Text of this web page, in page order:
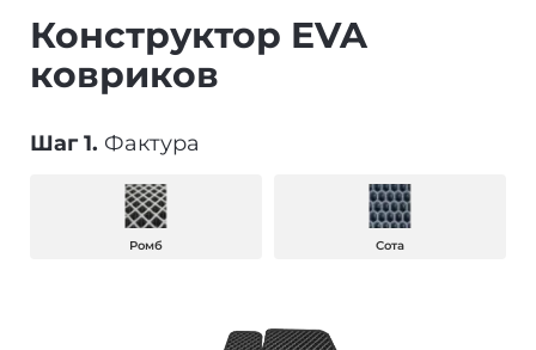
Конструктор EVA
ковриков
Шаг 1. Фактура
Ромб Сота